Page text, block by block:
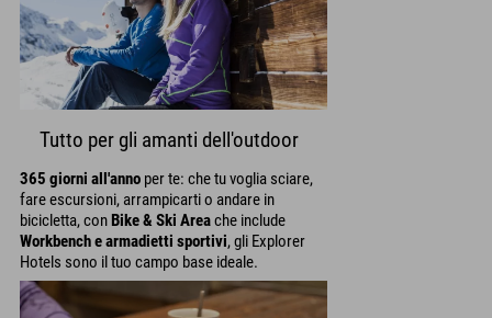
Tutto per gli amanti dell'outdoor
365 giorni all'anno per te: che tu voglia sciare,
fare escursioni, arrampicarti o andare in
bicicletta, conBike & Ski Areache include
Workbench e armadietti sportivi, gli Explorer
Hotels sono il tuo campo base ideale.